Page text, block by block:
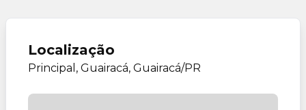
Localização
Principal, Guairacá, Guairacá/PR